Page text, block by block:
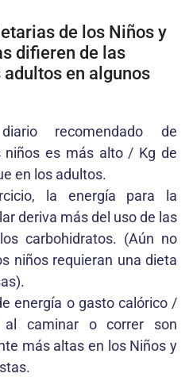
de los Niños y
difieren de las
en algunos
recomendado de
niños es más alto / Kg de
en los adultos.
la energía para la
deriva más del uso de las
carbohidratos. (Aún no
niños requieran una dieta
energía o gasto calórico /
caminar o correr son
más altas en los Niños y